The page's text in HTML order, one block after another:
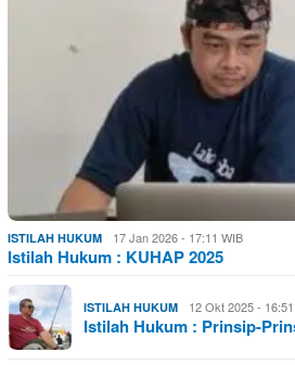
ISTILAH HUKUM 17 Jan 2026 - 17:11 WIB
Istilah Hukum : KUHAP 2025
ISTILAH HUKUM 12 Okt 2025 -
Istilah Hukum : Prinsip-